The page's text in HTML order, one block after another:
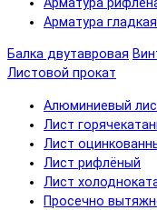
Арматура
Арматура гладкая
Балка двутавровая
Листовой прокат
Алюминиевый
Лист
Лист
Лист рифлёный
Лист
Просечно